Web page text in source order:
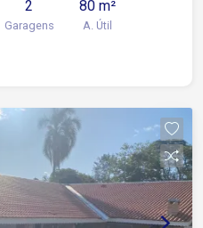
2
Garagens
80 m²
A. Útil